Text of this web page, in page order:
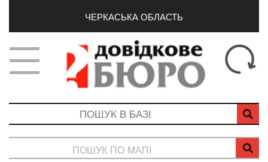
ЧЕРКАСЬКА ОБЛАСТЬ
ПОШУК ПО МАПІ